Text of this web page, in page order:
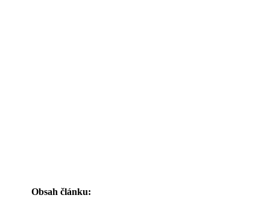
Obsah článku: